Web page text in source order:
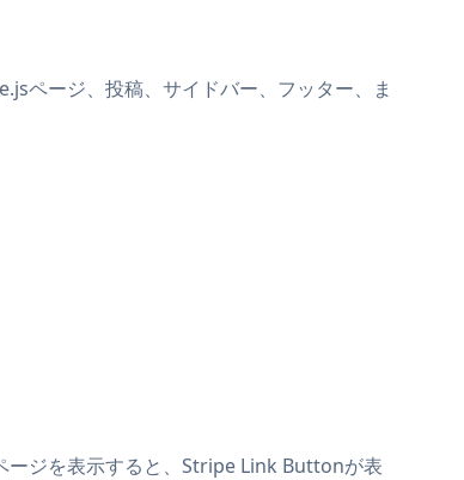
ページ、投稿、サイドバー、フッター、ま
ジを表示すると、Stripe Link Buttonが表